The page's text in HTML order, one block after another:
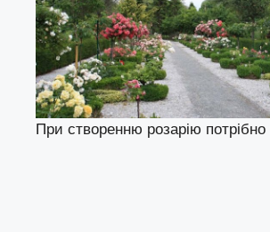
При створенню розарію